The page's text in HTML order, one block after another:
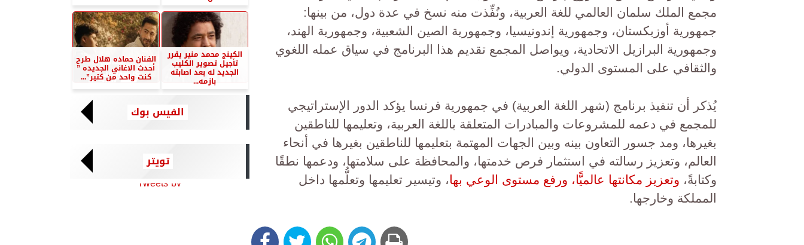
مجمع الملك سلمان العالمي للغة العربية، ونُفِّذت منه نسخ في عدة دول، من بينها:
جمهورية أوزبكستان، وجمهورية إندونيسيا، وجمهورية الصين الشعبية، وجمهورية الهند،
وجمهورية البرازيل الاتحادية، ويواصل المجمع تقديم هذا البرنامج في سياق عمله اللغوي
والثقافي على المستوى الدولي.
يُذكر أن تنفيذ برنامج (شهر اللغة العربية) في جمهورية فرنسا يؤكد الدور الإستراتيجي
للمجمع في دعمه للمشروعات والمبادرات المتعلقة باللغة العربية، وتعليمها للناطقين
بغيرها، ومد جسور التعاون بينه وبين الجهات المهتمة بتعليمها للناطقين بغيرها في أنحاء
العالم، وتعزيز رسالته في استثمار فرص خدمتها، والمحافظة على سلامتها، ودعمها نطقًا
وكتابةً، وتعزيز مكانتها عالميًّا، ورفع مستوى الوعي بها، وتيسير تعليمها وتعلُّمها داخل
المملكة وخارجها.
الكينج محمد منير يقرر
تأجيل تصوير الكليب
الجديد له بعد اصابته
بازمه...
الفنان حماده هلال طرح
أحدث الاغاني الجديده ”
كنت واحد من كتير”...
الفيس بوك
تويتر
Tweets by